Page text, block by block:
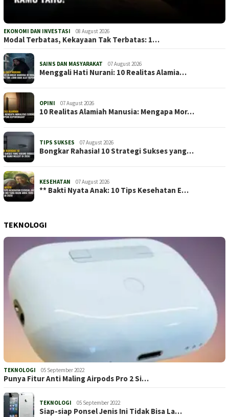
EKONOMI DAN INVESTASI 08 August 2026
Modal Terbatas, Kekayaan Tak Terbatas: 1…
SAINS DAN MASYARAKAT 07 August 2026
Menggali Hati Nurani: 10 Realitas Alamia…
OPINI 07 August 2026
10 Realitas Alamiah Manusia: Mengapa Mor…
TIPS SUKSES 07 August 2026
Bongkar Rahasia! 10 Strategi Sukses yang…
KESEHATAN 07 August 2026
** Bakti Nyata Anak: 10 Tips Kesehatan E…
TEKNOLOGI
TEKNOLOGI 05 September 2022
Punya Fitur Anti Maling Airpods Pro 2 Si…
TEKNOLOGI 05 September 2022
Siap-siap Ponsel Jenis Ini Tidak Bisa La…